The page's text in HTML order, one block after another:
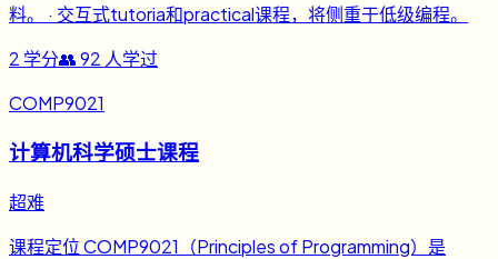
料。 · 交互式tutoria和practical课程，将侧重于低级编程。
2 学分👥92 人学过
COMP9021
计算机科学硕士课程
超难
课程定位 COMP9021（Principles of Programming）是